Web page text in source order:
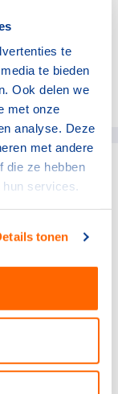
te
te bieden
Ook delen we
met onze
analyse. Deze
met andere
die ze hebben
services.
tonen
de rekening
als basis
provincie